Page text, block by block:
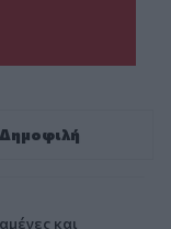
Δημοφιλή
και